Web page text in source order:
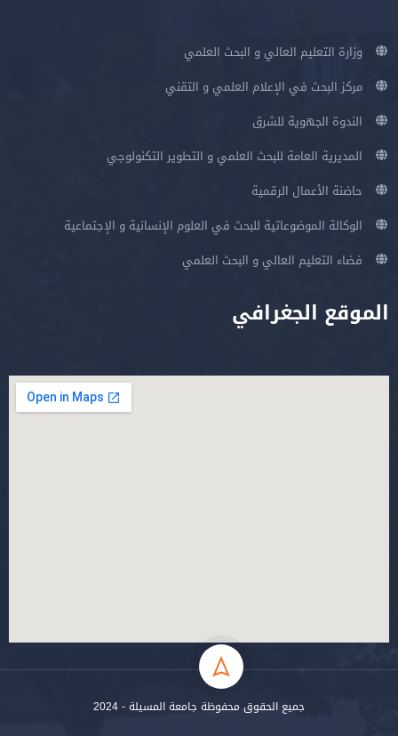
وزارة التعليم العالي و البحث العلمي
مركز البحث في الإعلام العلمي و التقني
الندوة الجهوية للشرق
المديرية العامة للبحث العلمي و التطوير التكنولوجي
حاضنة الأعمال الرقمية
الوكالة الموضوعاتية للبحث في العلوم الإنسانية و الإجتماعية
فضاء التعليم العالي و البحث العلمي
الموقع الجغرافي
جميع الحقوق محفوظة جامعة المسيلة - 2024